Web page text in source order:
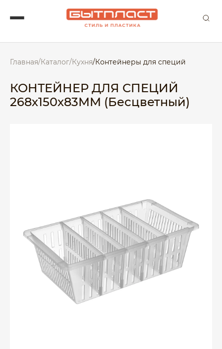
Главная/Каталог/Кухня/Контейнеры для специй
КОНТЕЙНЕР ДЛЯ СПЕЦИЙ
268х150х83ММ (Бесцветный)